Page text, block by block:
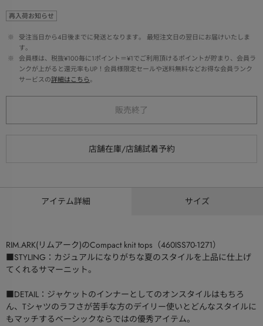
再入荷お知らせ
※
受注当日から4日後までに発送となります。 最短注文日の翌日にお届けいたしま
す。
※
会員様は、税抜¥100毎に1ポイント＝¥1でご利用頂けるポイントが貯まり、会員ラ
ンクが上がると還元率もUP！会員様限定セールや送料無料などお得な会員ランク
サービスの詳細はこちら。
販売終了
アイテム詳細 サイズ
RIM.ARK(リムアーク)のCompact knit tops（460ISS70-1271）
■STYLING：カジュアルになりがちな夏のスタイルを上品に仕上げ
てくれるサマーニット。
■DETAIL：ジャケットのインナーとしてのオンスタイルはもちろ
ん、Tシャツのラフさが苦手な方のデイリー使いとどんなスタイルに
もマッチするベーシックならではの優秀アイテム。